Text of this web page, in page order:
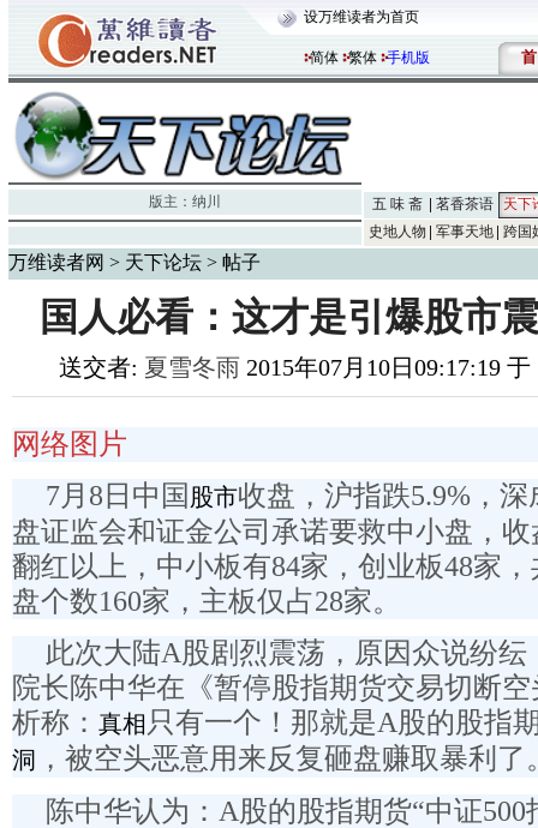
设万维读者为首页
简体 繁体 手机版 首
版主： 纳川 五 味 斋 茗香茶语
天下
史地人物
军事天地 跨国
万维读者网 > 天下论坛 > 帖子
国人必看：这才是引爆股市
送交者: 夏雪冬雨 2015年07月10日09:17:19
网络图片
7月8日中国 股市收盘，沪指跌5.9%，
盘证监会和证金公司承诺要救中小盘，
翻红以上，中小板有84家，创业板48家
盘个数160家，主板仅占28家。
此次大陆A股剧烈震荡，原因众说纷
院长陈中华在《暂停股指期货交易切断
析称： 真相 只有一个！那就是A股的股指
洞 ，被空头恶意用来反复砸盘赚取暴利了
陈中华认为：A股的股指期货“中证